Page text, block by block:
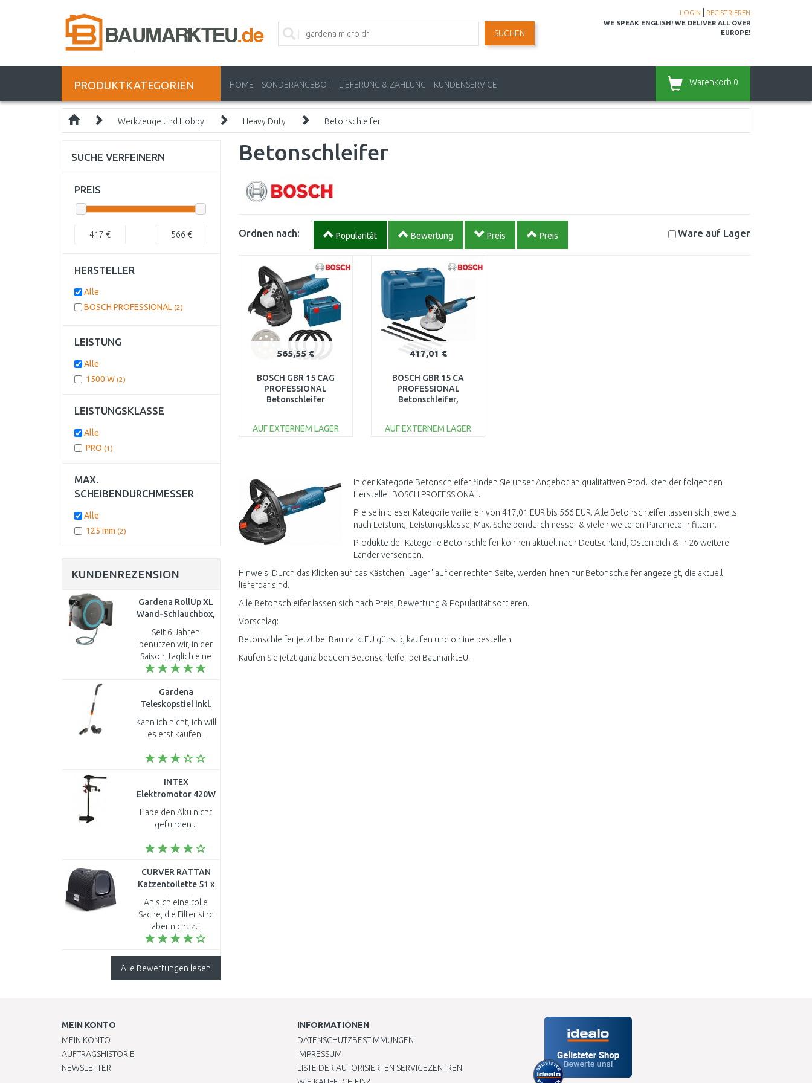
LOGIN
REGISTRIEREN
WE SPEAK ENGLISH! WE DELIVER ALL OVER
EUROPE!
SUCHEN
PRODUKTKATEGORIEN HOME SONDERANGEBOT LIEFERUNG & ZAHLUNG KUNDENSERVICE Warenkorb 0
Werkzeuge und Hobby Heavy Duty Betonschleifer
Betonschleifer
Ordnen nach: Popularität Bewertung Preis Preis Ware auf Lager
565,55 €
BOSCH GBR 15 CAG
PROFESSIONAL
Betonschleifer
AUF EXTERNEM LAGER
417,01 €
BOSCH GBR 15 CA
PROFESSIONAL
Betonschleifer,
AUF EXTERNEM LAGER
Vergleichen
In der Kategorie Betonschleifer finden Sie unser Angebot an qualitativen Produkten der folgenden
Hersteller:BOSCH PROFESSIONAL.
Preise in dieser Kategorie variieren von 417,01 EUR bis 566 EUR. Alle Betonschleifer lassen sich jeweils
nach Leistung, Leistungsklasse, Max. Scheibendurchmesser & vielen weiteren Parametern filtern.
Produkte der Kategorie Betonschleifer können aktuell nach Deutschland, Österreich & in 26 weitere
Länder versenden.
Hinweis: Durch das Klicken auf das Kästchen "Lager" auf der rechten Seite, werden Ihnen nur Betonschleifer angezeigt, die aktuell
lieferbar sind.
Alle Betonschleifer lassen sich nach Preis, Bewertung & Popularität sortieren.
Vorschlag:
Betonschleifer jetzt bei BaumarktEU günstig kaufen und online bestellen.
Kaufen Sie jetzt ganz bequem Betonschleifer bei BaumarktEU.
SUCHE VERFEINERN
PREIS
417 € 566 €
HERSTELLER
Alle
BOSCH PROFESSIONAL (2)
LEISTUNG
Alle
1500 W (2)
LEISTUNGSKLASSE
Alle
PRO (1)
MAX.
SCHEIBENDURCHMESSER
Alle
125 mm (2)
KUNDENREZENSION
Gardena RollUp XL
Wand-Schlauchbox,
35m, Türkis, 18630-
20
Seit 6 Jahren
benutzen wir, in der
Saison, täglich eine
Schlaubox von
damaligen
Kaufentscheidung
hat uns, gegenüber
anderen..
Gardena
Teleskopstiel inkl.
Räder, 74–96 cm
9859-20
Kann ich nicht, ich will
es erst kaufen..
INTEX
Elektromotor 420W
68631
Habe den Aku nicht
gefunden ..
CURVER RATTAN
Katzentoilette 51 x
38,5 x 40 cm
anthrazit 00615-
P15
An sich eine tolle
Sache, die Filter sind
aber nicht zu
bekommen, auch die
sind in der Regel
nicht an Lager. Man
Alle Bewertungen lesen
MEIN KONTO
MEIN KONTO
AUFTRAGSHISTORIE
NEWSLETTER
INFORMATIONEN
DATENSCHUTZBESTIMMUNGEN
IMPRESSUM
LISTE DER AUTORISIERTEN SERVICEZENTREN